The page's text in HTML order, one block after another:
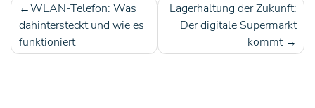
Beitragsnavigation
WLAN-Telefon: Was
dahintersteckt und wie es
funktioniert
Lagerhaltung der Zukunft:
Der digitale Supermarkt
kommt